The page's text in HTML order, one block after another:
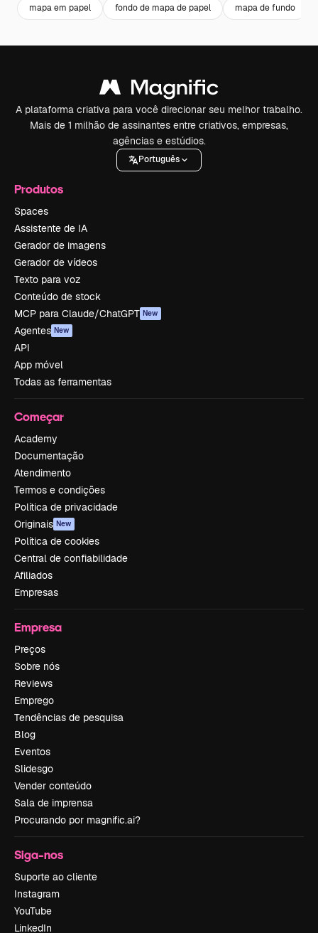
mapa em papel fondo de mapa de papel mapa de fundo
A plataforma criativa para você direcionar seu melhor trabalho.
Mais de 1 milhão de assinantes entre criativos, empresas,
agências e estúdios.
Português
Produtos
Spaces
Assistente de IA
Gerador de imagens
Gerador de vídeos
Texto para voz
Conteúdo de stock
MCP para Claude/ChatGPT New
Agentes New
API
App móvel
Todas as ferramentas
Começar
Academy
Documentação
Atendimento
Termos e condições
Política de privacidade
Originais New
Política de cookies
Central de confiabilidade
Afiliados
Empresas
Empresa
Preços
Sobre nós
Reviews
Emprego
Tendências de pesquisa
Blog
Eventos
Slidesgo
Vender conteúdo
Sala de imprensa
Procurando por magnific.ai?
Siga-nos
Suporte ao cliente
Instagram
YouTube
LinkedIn